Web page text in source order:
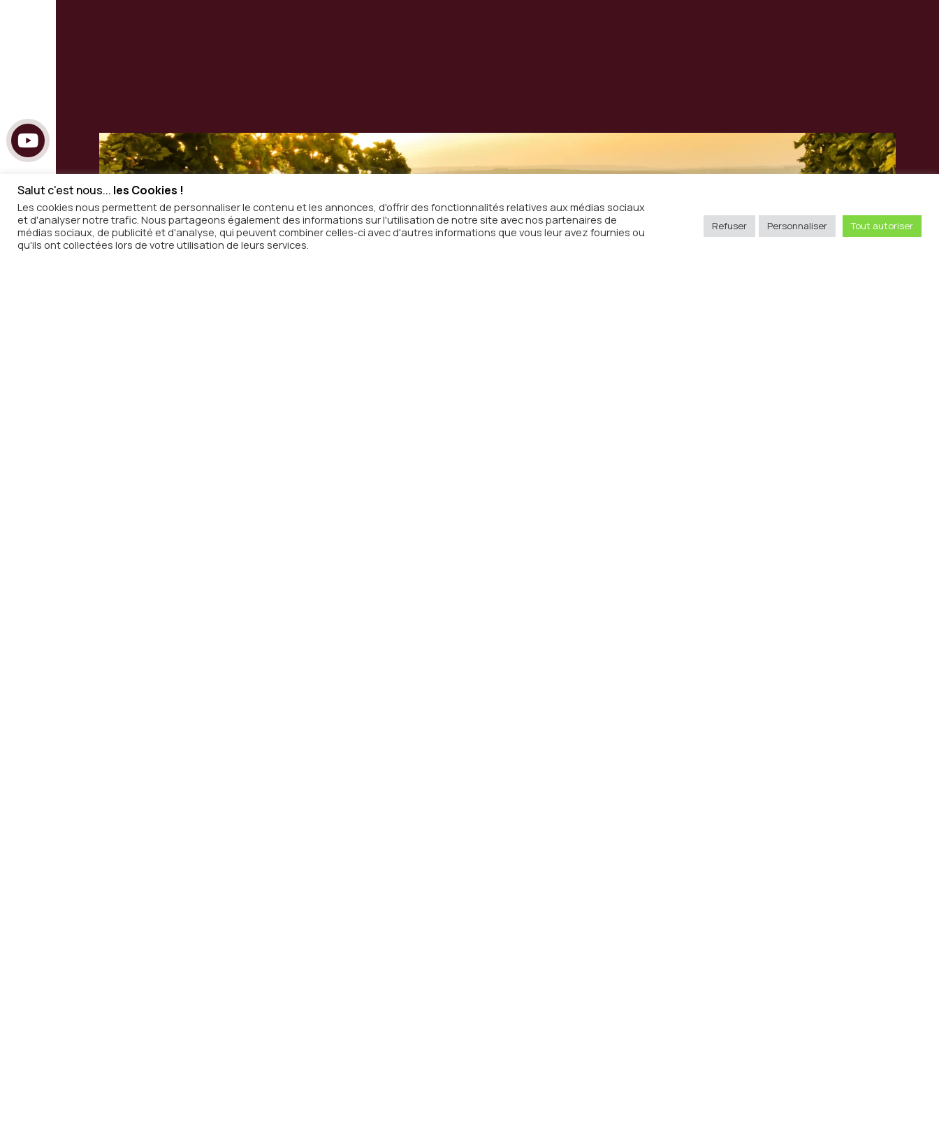
Inscription à
notre newsletter
email
Salut c'est nous... les Cookies !
Les cookies nous permettent de personnaliser le contenu et les annonces, d'offrir des fonctionnalités relatives aux médias sociaux
et d'analyser notre trafic. Nous partageons également des informations sur l'utilisation de notre site avec nos partenaires de
médias sociaux, de publicité et d'analyse, qui peuvent combiner celles-ci avec d'autres informations que vous leur avez fournies ou
qu'ils ont collectées lors de votre utilisation de leurs services.
Refuser Personnaliser Tout autoriser